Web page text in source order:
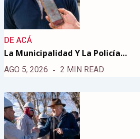
DE ACÁ
La Municipalidad Y La Policía…
AGO 5, 2026 2 MIN READ